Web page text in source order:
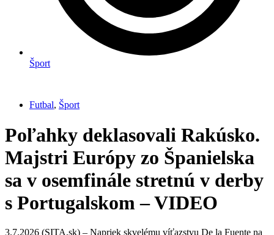
Šport
Futbal, Šport
Poľahky deklasovali Rakúsko.
Majstri Európy zo Španielska
sa v osemfinále stretnú v derby
s Portugalskom – VIDEO
3.7.2026 (SITA.sk) – Napriek skvelému víťazstvu De la Fuente na